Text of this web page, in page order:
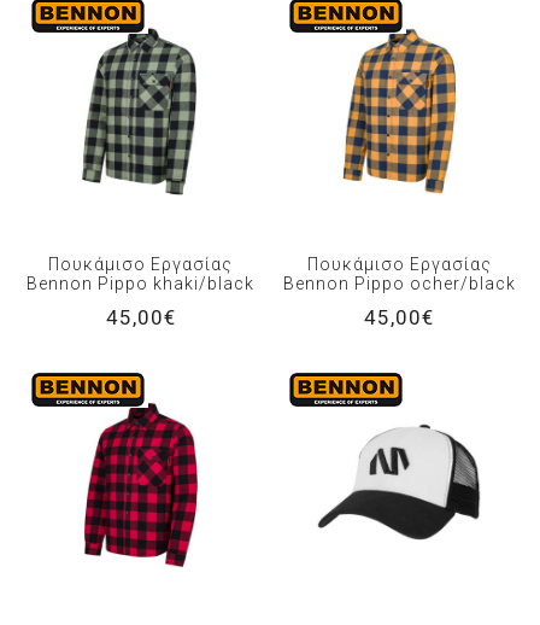
Πουκάμισο Εργασίας
Bennon Pippo khaki/black
45,00€
Πουκάμισο Εργασίας
Bennon Pippo ocher/black
45,00€